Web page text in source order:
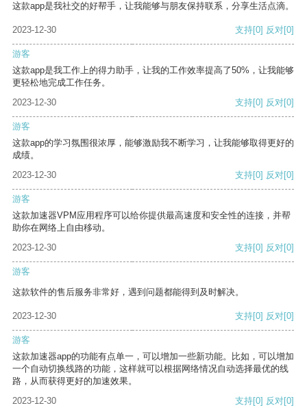
这款app是我社交的好帮手，让我能够与朋友保持联系，分享生活点滴。
2023-12-30 支持[0] 反对[0]
游客
这款app是我工作上的得力助手，让我的工作效率提高了50%，让我能够
更轻松地完成工作任务。
2023-12-30
支持[0] 反对[0]
游客
这款app的学习氛围很浓厚，能够激励我不断学习，让我能够取得更好的
成绩。
2023-12-30
支持[0] 反对[0]
游客
这款加速器VPM应用程序可以给你提供最高速度和安全性的连接，并帮
助你在网络上自由移动。
2023-12-30
支持[0] 反对[0]
游客
这款软件的售后服务非常好，遇到问题都能得到及时解决。
2023-12-30 支持[0] 反对[0]
游客
这款加速器app的功能有点单一，可以增加一些新功能。比如，可以增加
一个自动切换线路的功能，这样就可以根据网络情况自动选择最优的线
路，从而获得更好的加速效果。
2023-12-30
支持[0] 反对[0]